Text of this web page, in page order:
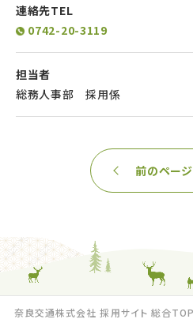
連絡先TEL
0742-20-3119
担当者
総務人事部 採用係
前のペー
奈良交通株式会社 採用サイト 総合TOP